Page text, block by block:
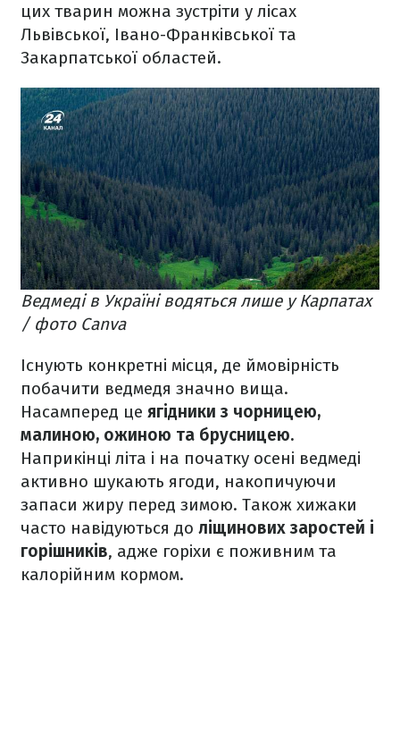
цих тварин можна зустріти у лісах
Львівської, Івано-Франківської та
Закарпатської областей.
Ведмеді в Україні водяться лише у Карпатах
/ фото Canva
Існують конкретні місця, де ймовірність
побачити ведмедя значно вища.
Насамперед це ягідники з чорницею,
малиною, ожиною та брусницею.
Наприкінці літа і на початку осені ведмеді
активно шукають ягоди, накопичуючи
запаси жиру перед зимою. Також хижаки
часто навідуються до ліщинових заростей і
горішників, адже горіхи є поживним та
калорійним кормом.